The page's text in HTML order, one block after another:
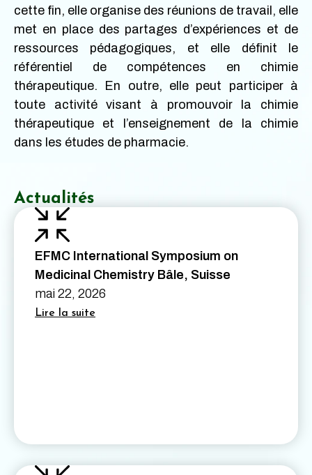
cette fin, elle organise des réunions de travail, elle
met en place des partages d’expériences et de
ressources pédagogiques, et elle définit le
référentiel de compétences en chimie
thérapeutique. En outre, elle peut participer à
toute activité visant à promouvoir la chimie
thérapeutique et l’enseignement de la chimie
dans les études de pharmacie.
Actualités
EFMC International Symposium on
Medicinal Chemistry Bâle, Suisse
mai 22, 2026
Lire la suite